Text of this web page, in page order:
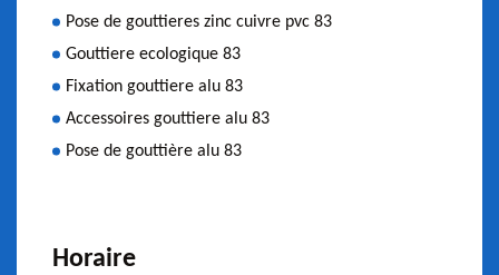
Pose de gouttieres zinc cuivre pvc 83
Gouttiere ecologique 83
Fixation gouttiere alu 83
Accessoires gouttiere alu 83
Pose de gouttière alu 83
Horaire